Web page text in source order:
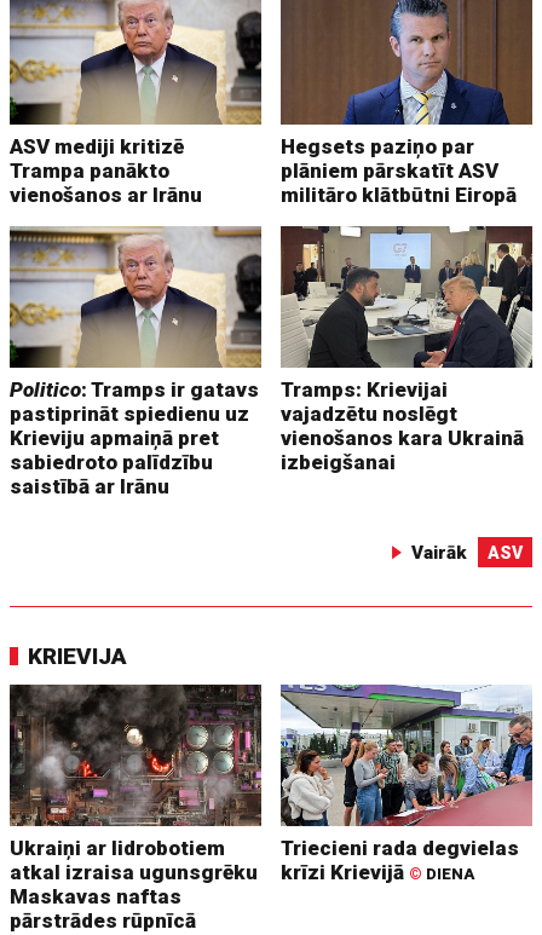
ASV mediji kritizē
Trampa panākto
vienošanos ar Irānu
Hegsets paziņo par
plāniem pārskatīt ASV
militāro klātbūtni Eiropā
Politico: Tramps ir gatavs
pastiprināt spiedienu uz
Krieviju apmaiņā pret
sabiedroto palīdzību
saistībā ar Irānu
Tramps: Krievijai
vajadzētu noslēgt
vienošanos kara Ukrainā
izbeigšanai
Vairāk ASV
KRIEVIJA
Ukraiņi ar lidrobotiem
atkal izraisa ugunsgrēku
Maskavas naftas
pārstrādes rūpnīcā
Triecieni rada degvielas
krīzi Krievijā © DIENA